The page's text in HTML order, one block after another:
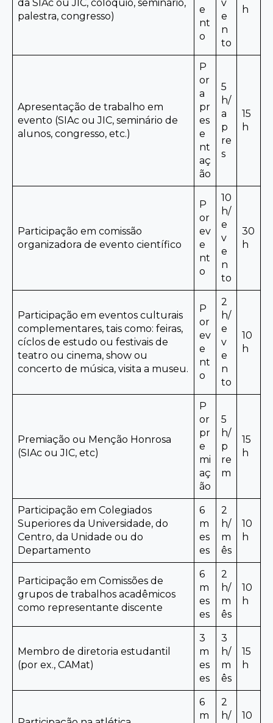
da SIAc ou JIC, colóquio, seminário,
palestra, congresso)
e
nt
o
v
e
n
to
h
Apresentação de trabalho em
evento (SIAc ou JIC, seminário de
alunos, congresso, etc.)
P
or
a
pr
es
e
nt
aç
ão
5
h/
a
p
re
s
15
h
Participação em comissão
organizadora de evento científico
P
or
ev
e
nt
o
10
h/
e
v
e
n
to
30
h
Participação em eventos culturais
complementares, tais como: feiras,
cíclos de estudo ou festivais de
teatro ou cinema, show ou
concerto de música, visita a museu.
P
or
ev
e
nt
o
2
h/
e
v
e
n
to
10
h
Premiação ou Menção Honrosa
(SIAc ou JIC, etc)
P
or
pr
e
mi
aç
ão
5
h/
p
re
m
15
h
Participação em Colegiados
Superiores da Universidade, do
Centro, da Unidade ou do
Departamento
6
m
es
es
2
h/
m
ês
10
h
Participação em Comissões de
grupos de trabalhos acadêmicos
como representante discente
6
m
es
es
2
h/
m
ês
10
h
Membro de diretoria estudantil
(por ex., CAMat)
3
m
es
es
3
h/
m
ês
15
h
6
m
2
h/
10